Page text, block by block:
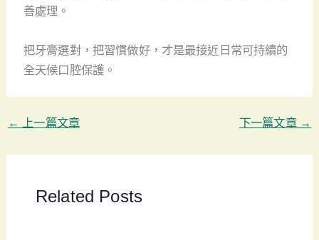
善處理。
把牙膏選對，把習慣做好，才是最接近日常可持續的
全天候口腔保護。
← 上一篇文章 下一篇文章 →
Related Posts